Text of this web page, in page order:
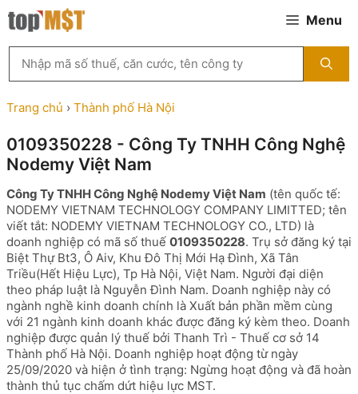
Chuyển
đến
Menu
kiếm
MST
theo
tên
ty,
người
diện
hoặc
mã
số
thuế
...
Trang chủ › Thành phố Hà Nội
0109350228 - Công Ty TNHH Công Nghệ
Nodemy Việt Nam
Công Ty TNHH Công Nghệ Nodemy Việt Nam (tên quốc tế:
NODEMY VIETNAM TECHNOLOGY COMPANY LIMITTED; tên
viết tắt: NODEMY VIETNAM TECHNOLOGY CO., LTD) là
doanh nghiệp có mã số thuế 0109350228. Trụ sở đăng ký tại
Biệt Thự Bt3, Ô Aiv, Khu Đô Thị Mới Hạ Đình, Xã Tân
Triều(Hết Hiệu Lực), Tp Hà Nội, Việt Nam. Người đại diện
theo pháp luật là Nguyễn Đình Nam. Doanh nghiệp này có
ngành nghề kinh doanh chính là Xuất bản phần mềm cùng
với 21 ngành kinh doanh khác được đăng ký kèm theo. Doanh
nghiệp được quản lý thuế bởi Thanh Trì - Thuế cơ sở 14
Thành phố Hà Nội. Doanh nghiệp hoạt động từ ngày
25/09/2020 và hiện ở tình trạng: Ngừng hoạt động và đã hoàn
thành thủ tục chấm dứt hiệu lực MST.